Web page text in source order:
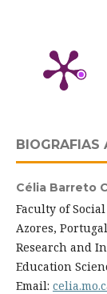
BIOGRAFIAS
Célia Barreto
Faculty of
Azores,
Research and
Education
Email: